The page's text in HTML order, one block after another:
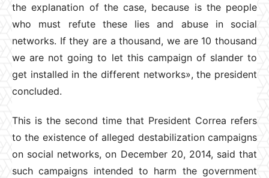
the explanation of the case, because is the people
who must refute these lies and abuse in social
networks. If they are a thousand, we are 10 thousand
we are not going to let this campaign of slander to
get installed in the different networks», the president
concluded.
This is the second time that President Correa refers
to the existence of alleged destabilization campaigns
on social networks, on December 20, 2014, said that
such campaigns intended to harm the government